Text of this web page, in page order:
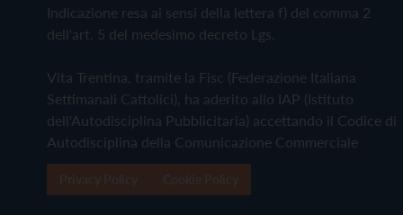
Indicazione resa ai sensi della lettera f) del comma 2
dell'art. 5 del medesimo decreto Lgs.
Vita Trentina, tramite la Fisc (Federazione Italiana
Settimanali Cattolici), ha aderito allo IAP (Istituto
dell'Autodisciplina Pubblicitaria) accettando il Codice di
Autodisciplina della Comunicazione Commerciale